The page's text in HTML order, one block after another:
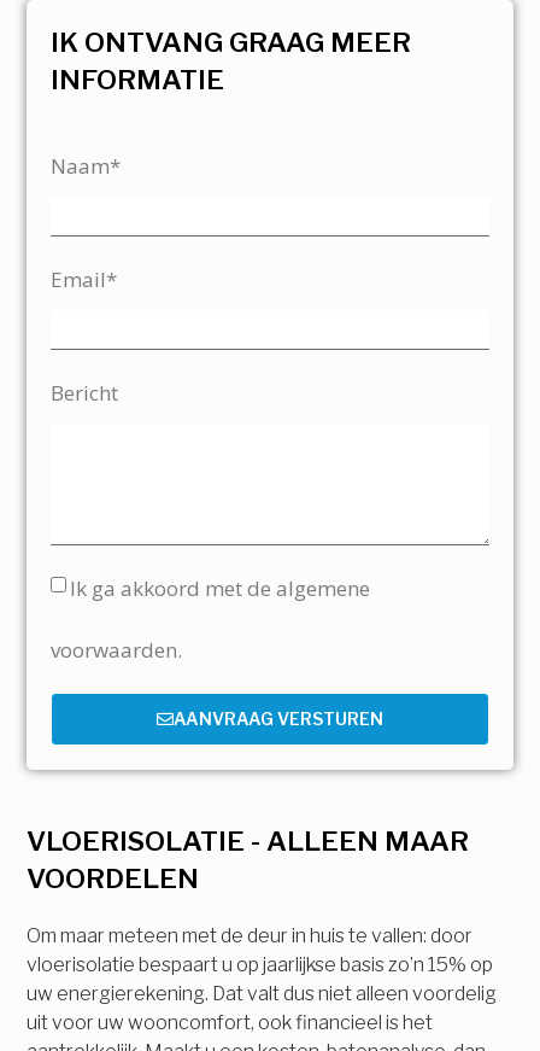
VLOERISOLATIE - ALLEEN MAAR
VOORDELEN
Om maar meteen met de deur in huis te vallen: door
vloerisolatie bespaart u op jaarlijkse basis zo’n 15% op
uw energierekening. Dat valt dus niet alleen voordelig
uit voor uw wooncomfort, ook financieel is het
IK ONTVANG GRAAG MEER
INFORMATIE
Naam*
Email*
Bericht
Ik ga akkoord met de algemene
voorwaarden.
AANVRAAG VERSTUREN